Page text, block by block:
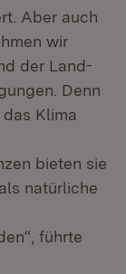
Aber auch
wir
der Land-
Denn
Klima
bieten sie
natürliche
führte